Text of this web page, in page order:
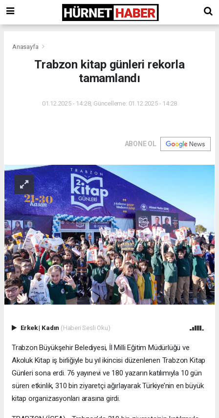
Anasayfa
Trabzon kitap günleri rekorla
tamamlandı
01.12.2025 - 14:28, Güncelleme: 01.12.2025 - 14:28
ABONE OL
Erkek| Kadın (Haberi Sesli Oku)
Trabzon Büyükşehir Belediyesi, İl Milli Eğitim Müdürlüğü ve
Akoluk Kitap iş birliğiyle bu yıl ikincisi düzenlenen Trabzon Kitap
Günleri sona erdi. 76 yayınevi ve 180 yazarın katılımıyla 10 gün
süren etkinlik, 310 bin ziyaretçi ağırlayarak Türkiye’nin en büyük
kitap organizasyonları arasına girdi.